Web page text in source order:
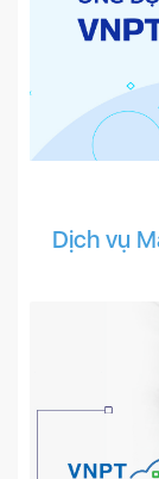
Dịch vụ